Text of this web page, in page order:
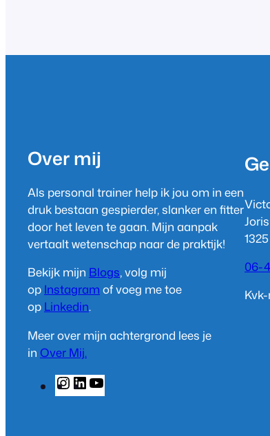
Over mij
Als personal trainer help ik jou om in een
druk bestaan gespierder, slanker en fitter
door het leven te gaan. Mijn aanpak
vertaalt wetenschap naar de praktijk!
Bekijk mijn Blogs, volg mij
op Instagram of voeg me toe
op Linkedin.
Meer over mijn achtergrond lees je
in Over Mij.
I
L
06-